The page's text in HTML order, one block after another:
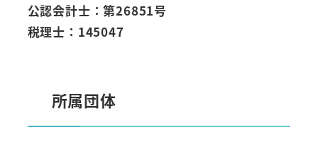
公認会計士：第26851号
税理士：145047
所属団体